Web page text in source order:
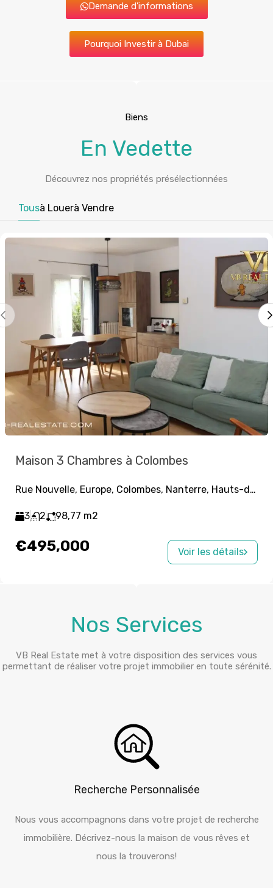
Demande d'informations
Pourquoi Investir à Dubai
Biens
En Vedette
Découvrez nos propriétés présélectionnées
Tousà Louerà Vendre
Maison 3 Chambres à Colombes
Rue Nouvelle, Europe, Colombes, Nanterre, Hauts-de-Seine, Île-de-France, France métropolitaine, 92700, France
3 2 98,77 m2
€495,000 Voir les détails
Nos Services
VB Real Estate met à votre disposition des services vous
permettant de réaliser votre projet immobilier en toute sérénité.
Recherche Personnalisée
Nous vous accompagnons dans votre projet de recherche
immobilière. Décrivez-nous la maison de vous rêves et
nous la trouverons!